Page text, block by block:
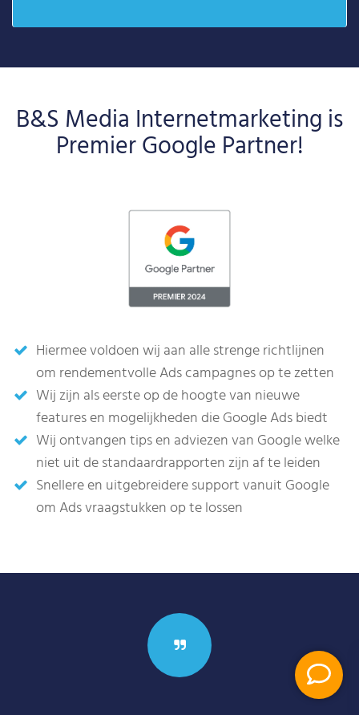
B&S Media Internetmarketing is
Premier Google Partner!
Hiermee voldoen wij aan alle strenge richtlijnen
om rendementvolle Ads campagnes op te zetten
Wij zijn als eerste op de hoogte van nieuwe
features en mogelijkheden die Google Ads biedt
Wij ontvangen tips en adviezen van Google welke
niet uit de standaardrapporten zijn af te leiden
Snellere en uitgebreidere support vanuit Google
om Ads vraagstukken op te lossen